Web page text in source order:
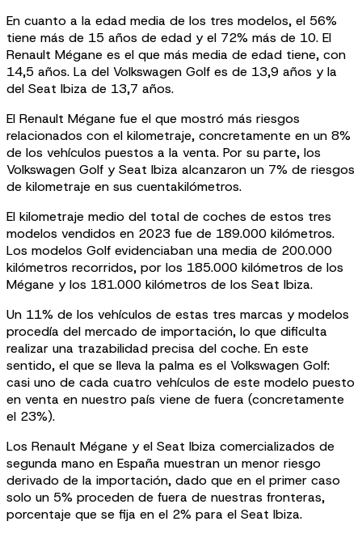
En cuanto a la edad media de los tres modelos, el 56%
tiene más de 15 años de edad y el 72% más de 10. El
Renault Mégane es el que más media de edad tiene, con
14,5 años. La del Volkswagen Golf es de 13,9 años y la
del Seat Ibiza de 13,7 años.
El Renault Mégane fue el que mostró más riesgos
relacionados con el kilometraje, concretamente en un 8%
de los vehículos puestos a la venta. Por su parte, los
Volkswagen Golf y Seat Ibiza alcanzaron un 7% de riesgos
de kilometraje en sus cuentakilómetros.
El kilometraje medio del total de coches de estos tres
modelos vendidos en 2023 fue de 189.000 kilómetros.
Los modelos Golf evidenciaban una media de 200.000
kilómetros recorridos, por los 185.000 kilómetros de los
Mégane y los 181.000 kilómetros de los Seat Ibiza.
Un 11% de los vehículos de estas tres marcas y modelos
procedía del mercado de importación, lo que dificulta
realizar una trazabilidad precisa del coche. En este
sentido, el que se lleva la palma es el Volkswagen Golf:
casi uno de cada cuatro vehículos de este modelo puesto
en venta en nuestro país viene de fuera (concretamente
el 23%).
Los Renault Mégane y el Seat Ibiza comercializados de
segunda mano en España muestran un menor riesgo
derivado de la importación, dado que en el primer caso
solo un 5% proceden de fuera de nuestras fronteras,
porcentaje que se fija en el 2% para el Seat Ibiza.